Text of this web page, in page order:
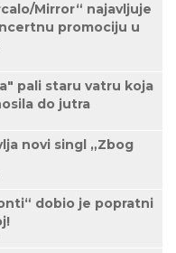
Mirror“ najavljuje
promociju u
pali staru vatru koja
do jutra
novi singl „Zbog
dobio je popratni